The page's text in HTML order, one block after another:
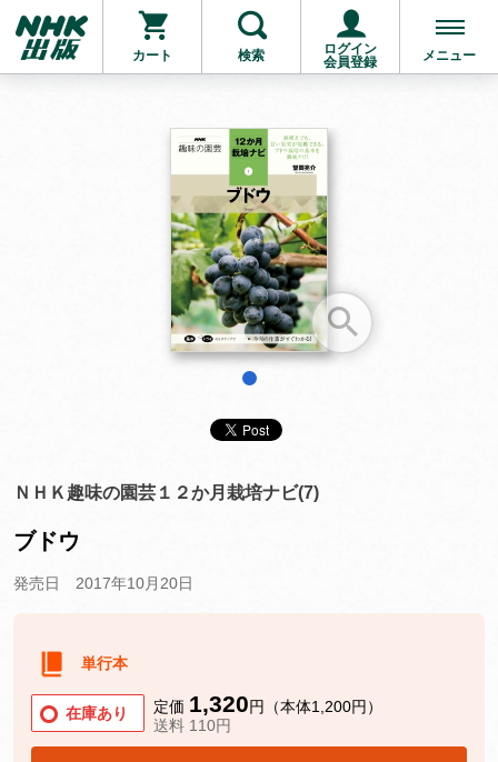
カート 検索
ログイン
会員登録
メニュー
お支払いに進む
他にも商品を買う
ＮＨＫ趣味の園芸１２か月栽培ナビ(7)
ブドウ
発売日 2017年10月20日
単行本
在庫あり 定価 1,320円（本体1,200円）
送料 110円